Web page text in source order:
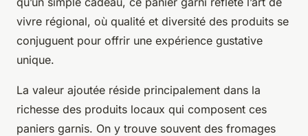
vivre régional, où qualité et diversité des produits se
conjuguent pour offrir une expérience gustative
unique.
La valeur ajoutée réside principalement dans la
richesse des produits locaux qui composent ces
paniers garnis. On y trouve souvent des fromages